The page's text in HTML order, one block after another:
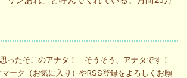
ったそこのアナタ！ そうそう、アナタです！
ーク（お気に入り）やRSS登録をよろしくお願